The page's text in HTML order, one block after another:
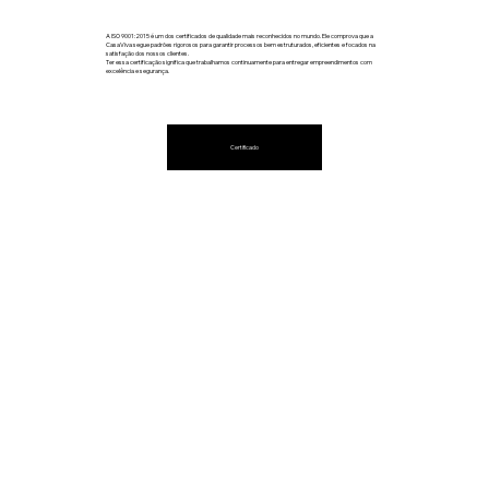
A ISO 9001:2015 é um dos certificados de qualidade mais reconhecidos no mundo. Ele comprova que a
CasaViva segue padrões rigorosos para garantir processos bem estruturados, eficientes e focados na
satisfação dos nossos clientes.
Ter essa certificação significa que trabalhamos continuamente para entregar empreendimentos com
excelência e segurança.
Certificado